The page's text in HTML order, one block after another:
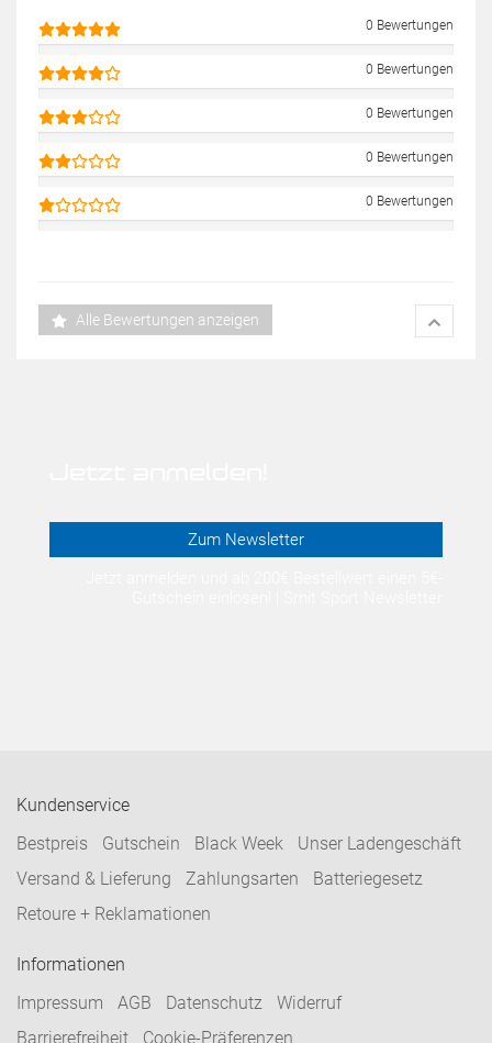
0 Bewertungen
0 Bewertungen
0 Bewertungen
0 Bewertungen
0 Bewertungen
Alle Bewertungen anzeigen
Zum Newsletter
Kundenservice
Bestpreis
Gutschein Black Week
Unser Ladengeschäft
Versand & Lieferung
Zahlungsarten
Batteriegesetz
Retoure + Reklamationen
Informationen
Impressum
AGB Datenschutz
Widerruf
Barrierefreiheit
Cookie-Präferenzen